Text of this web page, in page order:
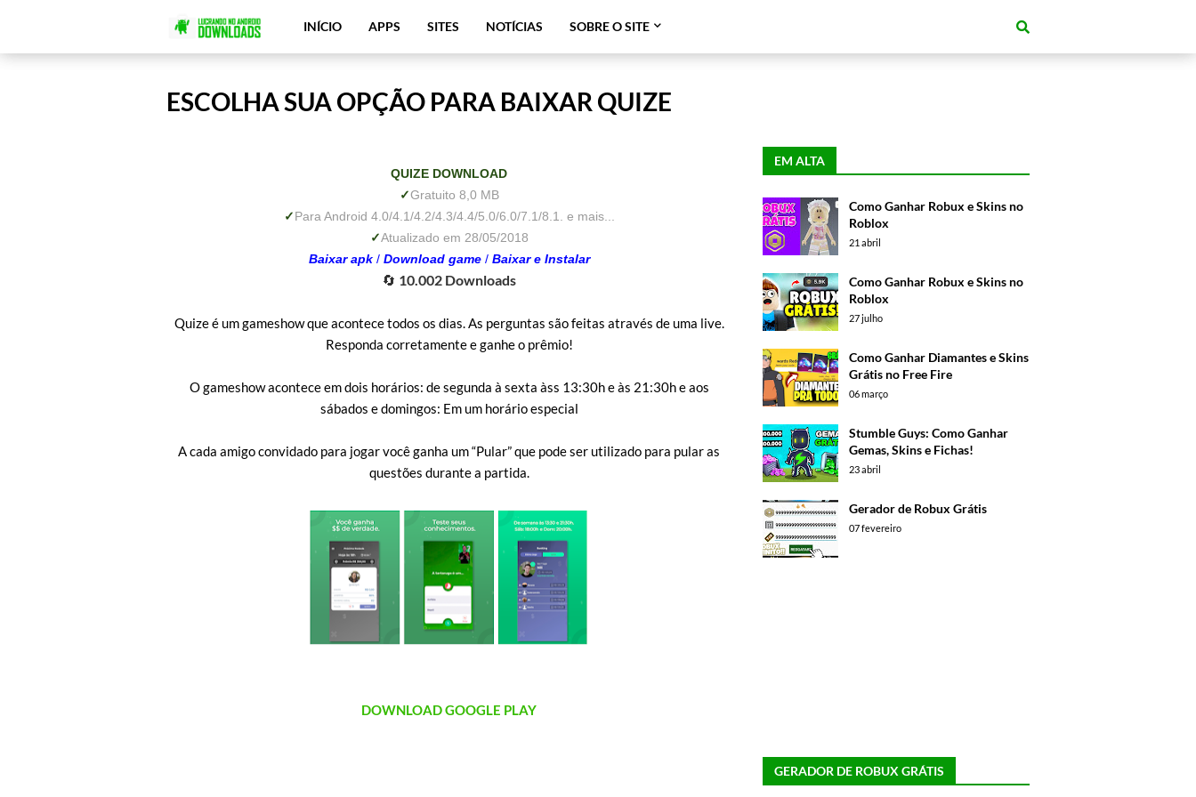
INÍCIO APPS SITES NOTÍCIAS SOBRE O SITE
ESCOLHA SUA OPÇÃO PARA BAIXAR QUIZE
QUIZE DOWNLOAD
✓Gratuito 8 ,0 MB
✓Para Android 4.0/4.1/4.2/4.3/4.4/5.0/6.0/7.1/8.1. e mais...
✓Atualizado em 28/05/2018
Baixar apk / Download game / Baixar e Instalar
🔄 10.002 Downloads
Quize é um gameshow que acontece todos os dias. As perguntas são feitas através de uma live.
Responda corretamente e ganhe o prêmio!
O gameshow acontece em dois horários: de segunda à sexta àss 13:30h e às 21:30h e aos
sábados e domingos: Em um horário especial
A cada amigo convidado para jogar você ganha um “Pular” que pode ser utilizado para pular as
questões durante a partida.
DOWNLOAD GOOGLE PLAY
EM ALTA
Como Ganhar Robux e Skins no
Roblox
21 abril
Como Ganhar Robux e Skins no
Roblox
27 julho
Como Ganhar Diamantes e Skins
Grátis no Free Fire
06 março
Stumble Guys: Como Ganhar
Gemas, Skins e Fichas!
23 abril
Gerador de Robux Grátis
07 fevereiro
GERADOR DE ROBUX GRÁTIS